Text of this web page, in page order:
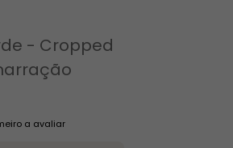
- Cropped
a avaliar